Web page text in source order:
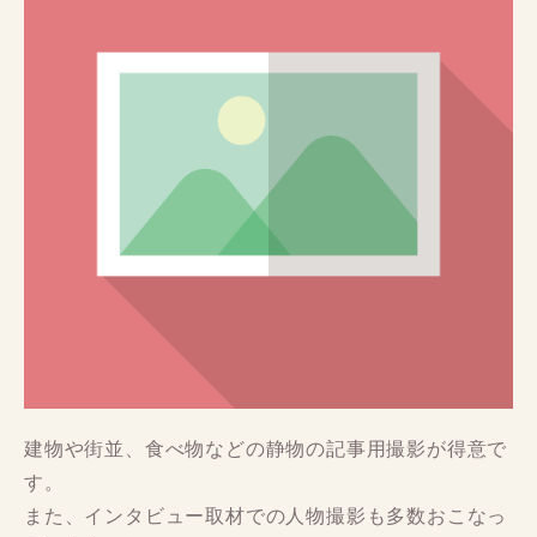
建物や街並、食べ物などの静物の記事用撮影が得意で
す。
また、インタビュー取材での人物撮影も多数おこなっ